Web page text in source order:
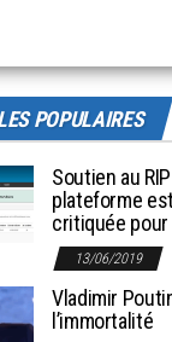
POPULAIRES
Soutien au
plateforme
critiquée
13/06/2019
Vladimir
l’immortalité